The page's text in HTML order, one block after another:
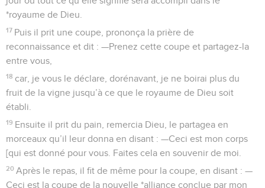
*royaume de Dieu.
17 Puis il prit une coupe, prononça la prière de
reconnaissance et dit : —Prenez cette coupe et partagez-la
entre vous,
18 car, je vous le déclare, dorénavant, je ne boirai plus du
fruit de la vigne jusqu’à ce que le royaume de Dieu soit
établi.
19 Ensuite il prit du pain, remercia Dieu, le partagea en
morceaux qu’il leur donna en disant : —Ceci est mon corps
[qui est donné pour vous. Faites cela en souvenir de moi.
20 Après le repas, il fit de même pour la coupe, en disant : —
Ceci est la coupe de la nouvelle *alliance conclue par mon